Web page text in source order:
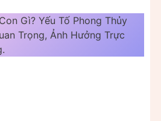
Gì? Yếu Tố Phong Thủy
Trọng, Ảnh Hưởng Trực